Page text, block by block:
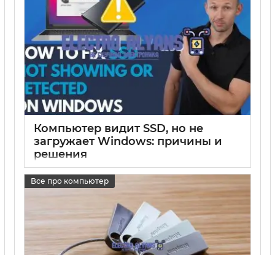
Компьютер видит SSD, но не
загружает Windows: причины и
решения
Все про компьютер